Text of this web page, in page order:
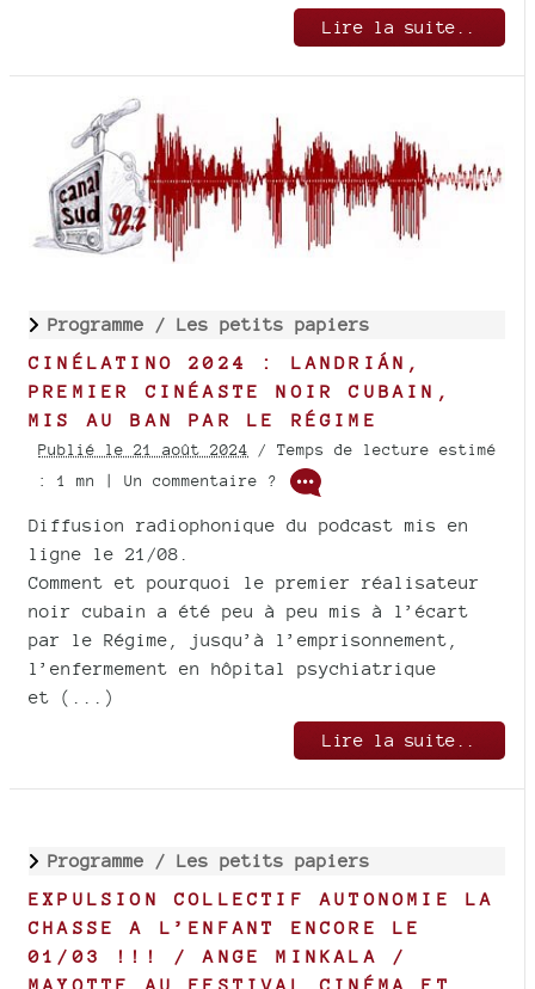
Lire la suite..
Programme / Les petits papiers
CINÉLATINO 2024 : LANDRIÁN,
PREMIER CINÉASTE NOIR CUBAIN,
MIS AU BAN PAR LE RÉGIME
Publié le 21 août 2024 / Temps de lecture estimé
: 1 mn | Un commentaire ?
Diffusion radiophonique du podcast mis en
ligne le 21/08.
Comment et pourquoi le premier réalisateur
noir cubain a été peu à peu mis à l’écart
par le Régime, jusqu’à l’emprisonnement,
l’enfermement en hôpital psychiatrique
et (...)
Lire la suite..
Programme / Les petits papiers
EXPULSION COLLECTIF AUTONOMIE LA
CHASSE A L’ENFANT ENCORE LE
01/03 !!! / ANGE MINKALA /
MAYOTTE AU FESTIVAL CINÉMA ET